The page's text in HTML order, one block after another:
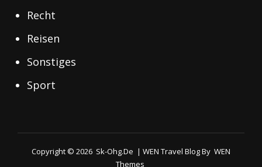
Recht
Reisen
Sonstiges
Sport
Copyright © 2026 Sk-Ohg.de | WEN Travel Blog By WEN
Themes